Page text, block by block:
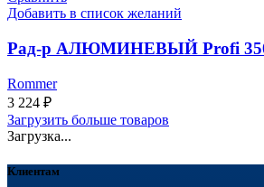
Добавить в список желаний
Рад-р АЛЮМИНЕВЫЙ Profi 350/
Rommer
3 224 ₽
Загрузить больше товаров
Загрузка...
Клиентам